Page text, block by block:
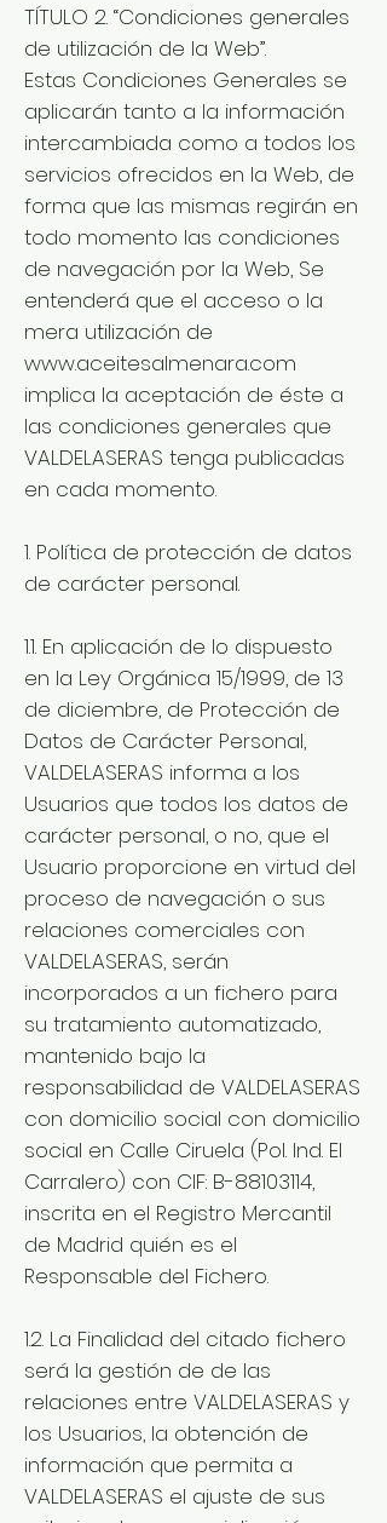
TÍTULO 2. “Condiciones generales
de utilización de la Web”.
Estas Condiciones Generales se
aplicarán tanto a la información
intercambiada como a todos los
servicios ofrecidos en la Web, de
forma que las mismas regirán en
todo momento las condiciones
de navegación por la Web, Se
entenderá que el acceso o la
mera utilización de
www.aceitesalmenara.com
implica la aceptación de éste a
las condiciones generales que
VALDELASERAS tenga publicadas
en cada momento.
1. Política de protección de datos
de carácter personal.
1.1. En aplicación de lo dispuesto
en la Ley Orgánica 15/1999, de 13
de diciembre, de Protección de
Datos de Carácter Personal,
VALDELASERAS informa a los
Usuarios que todos los datos de
carácter personal, o no, que el
Usuario proporcione en virtud del
proceso de navegación o sus
relaciones comerciales con
VALDELASERAS, serán
incorporados a un fichero para
su tratamiento automatizado,
mantenido bajo la
responsabilidad de VALDELASERAS
con domicilio social con domicilio
social en Calle Ciruela (Pol. Ind. El
Carralero) con CIF: B-88103114,
inscrita en el Registro Mercantil
de Madrid quién es el
Responsable del Fichero.
1.2. La Finalidad del citado fichero
será la gestión de de las
relaciones entre VALDELASERAS y
los Usuarios, la obtención de
información que permita a
VALDELASERAS el ajuste de sus